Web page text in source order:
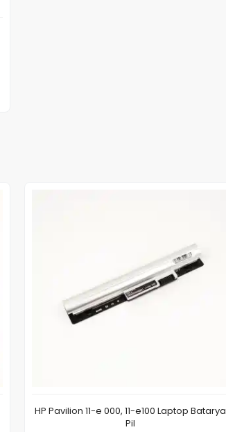
HP Pavilion 11-e 000, 11-e100 Laptop Batarya
Pil